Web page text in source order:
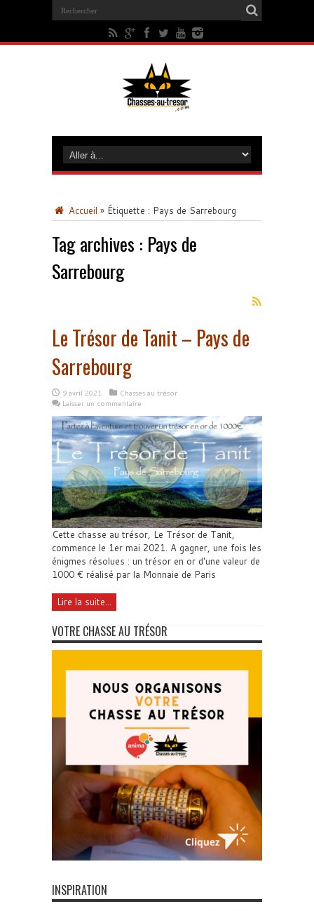
Accueil » Étiquette : Pays de Sarrebourg
Tag archives : Pays de
Sarrebourg
Le Trésor de Tanit – Pays de
Sarrebourg
9 avril 2021
Chasses au trésor
Laisser un commentaire
Cette chasse au trésor, Le Trésor de Tanit,
commence le 1er mai 2021. A gagner, une fois les
énigmes résolues : un trésor en or d'une valeur de
1000 € réalisé par la Monnaie de Paris
Lire la suite...
VOTRE CHASSE AU TRÉSOR
INSPIRATION